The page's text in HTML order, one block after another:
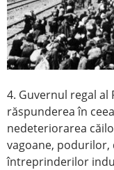
4. Guvernul regal al
răspunderea în
nedeteriorarea
vagoane,
întreprinderilor